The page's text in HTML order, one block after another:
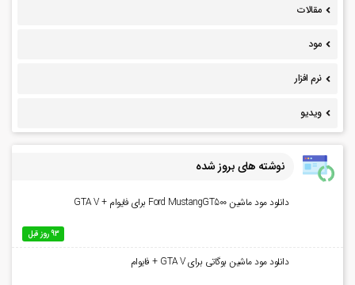
مقالات
مود
نرم افزار
ویدیو
نوشته های بروز شده
دانلود مود ماشین Ford MustangGT500 برای فایوام + GTA V
93 روز قبل
دانلود مود ماشین بوگاتی برای GTA V + فایوام